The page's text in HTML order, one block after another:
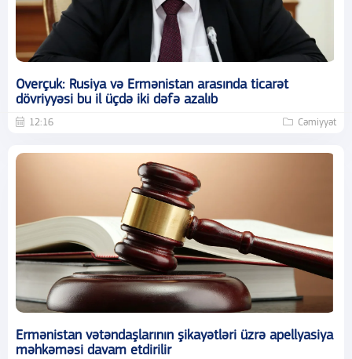
Overçuk: Rusiya və Ermənistan arasında ticarət
dövriyyəsi bu il üçdə iki dəfə azalıb
12:16 Cəmiyyət
Ermənistan vətəndaşlarının şikayətləri üzrə apellyasiya
məhkəməsi davam etdirilir